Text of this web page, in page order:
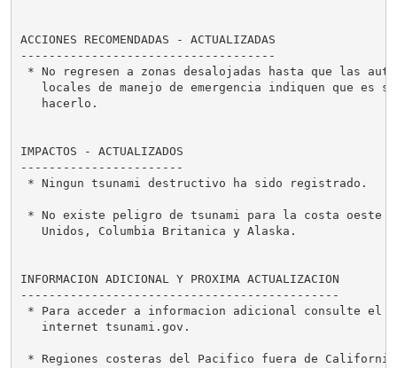
ACCIONES RECOMENDADAS - ACTUALIZADAS
------------------------------------
* No regresen a zonas desalojadas hasta que las
locales de manejo de emergencia indiquen que es
   hacerlo.
IMPACTOS - ACTUALIZADOS
-----------------------
* Ningun tsunami destructivo ha sido registrado.
* No existe peligro de tsunami para la costa oeste
   Unidos, Columbia Britanica y Alaska.
INFORMACION ADICIONAL Y PROXIMA ACTUALIZACION
---------------------------------------------
* Para acceder a informacion adicional consulte el
   internet tsunami.gov.
* Regiones costeras del Pacifico fuera de